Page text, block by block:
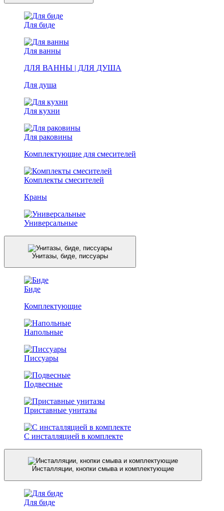
Для биде
Для ванны
ДЛЯ ВАННЫ | ДЛЯ ДУША
Для душа
Для кухни
Для раковины
Комплектующие для смесителей
Комплекты смесителей
Краны
Универсальные
Унитазы, биде, писсуары
Биде
Комплектующие
Напольные
Писсуары
Подвесные
Приставные унитазы
С инсталляцией в комплекте
Инсталляции, кнопки смыва и комплектующие
Для биде